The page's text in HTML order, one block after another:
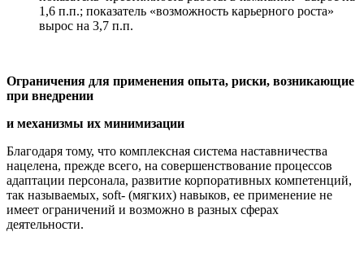
1,6 п.п.; показатель «возможность карьерного роста»
вырос на 3,7 п.п.
Ограничения для применения опыта, риски, возникающие
при внедрении
и механизмы их минимизации
Благодаря тому, что комплексная система наставничества
нацелена, прежде всего, на совершенствование процессов
адаптации персонала, развитие корпоративных компетенций,
так называемых, soft- (мягких) навыков, ее применение не
имеет ограничений и возможно в разных сферах
деятельности.